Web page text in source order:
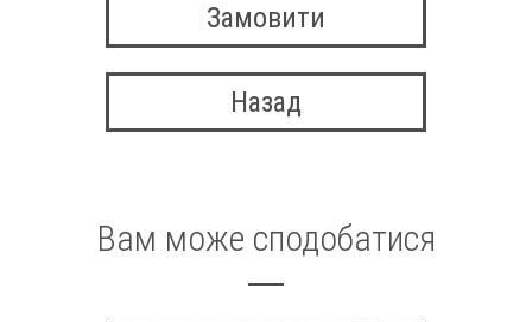
Замовити
Назад
Вам може сподобатися